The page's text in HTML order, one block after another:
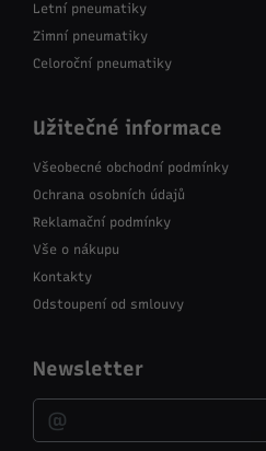
Letní pneumatiky
Zimní pneumatiky
Celoroční pneumatiky
Užitečné informace
Všeobecné obchodní podmínky
Ochrana osobních údajů
Reklamační podmínky
Vše o nákupu
Kontakty
Odstoupení od smlouvy
Newsletter